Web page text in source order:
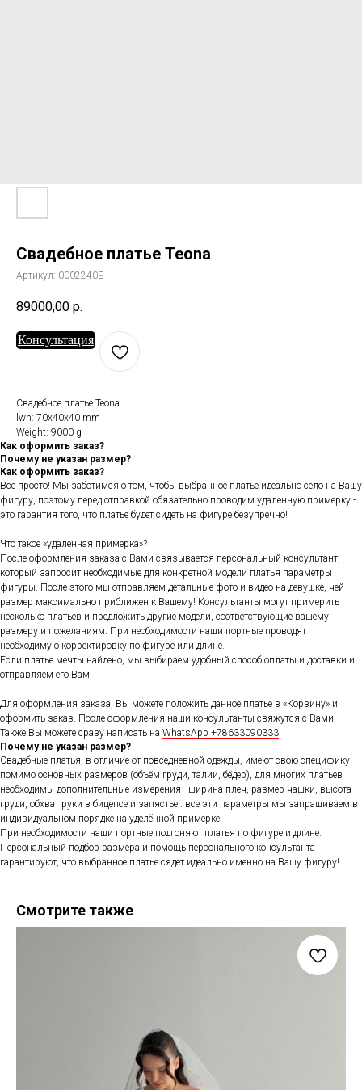
Свадебное платье Teona
Артикул: 0002240Б
89000,00 р.
Консультация
Свадебное платье Teona
lwh: 70x40x40 mm
Weight: 9000 g
Как оформить заказ?
Почему не указан размер?
Как оформить заказ?
Все просто! Мы заботимся о том, чтобы выбранное платье идеально село на Вашу
фигуру, поэтому перед отправкой обязательно проводим удаленную примерку -
это гарантия того, что платье будет сидеть на фигуре безупречно!
Что такое «удаленная примерка»?
После оформления заказа с Вами связывается персональный консультант,
который запросит необходимые для конкретной модели платья параметры
фигуры. После этого мы отправляем детальные фото и видео на девушке, чей
размер максимально приближен к Вашему! Консультанты могут примерить
несколько платьев и предложить другие модели, соответствующие вашему
размеру и пожеланиям. При необходимости наши портные проводят
необходимую корректировку по фигуре или длине.
Если платье мечты найдено, мы выбираем удобный способ оплаты и доставки и
отправляем его Вам!
Для оформления заказа, Вы можете положить данное платье в «Корзину» и
оформить заказ. После оформления наши консультанты свяжутся с Вами.
Также Вы можете сразу написать на WhatsApp +78633090333
Почему не указан размер?
Свадебные платья, в отличие от повседневной одежды, имеют свою специфику -
помимо основных размеров (объём груди, талии, бёдер), для многих платьев
необходимы дополнительные измерения - ширина плеч, размер чашки, высота
груди, обхват руки в бицепсе и запястье.. все эти параметры мы запрашиваем в
индивидуальном порядке на уделённой примерке.
При необходимости наши портные подгоняют платья по фигуре и длине.
Персональный подбор размера и помощь персонального консультанта
гарантируют, что выбранное платье сядет идеально именно на Вашу фигуру!
Смотрите также